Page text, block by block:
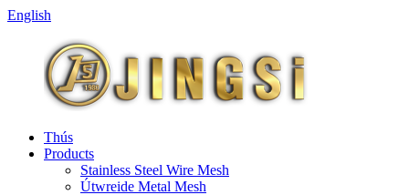
English
Thús
Products
Stainless Steel Wire Mesh
Útwreide Metal Mesh